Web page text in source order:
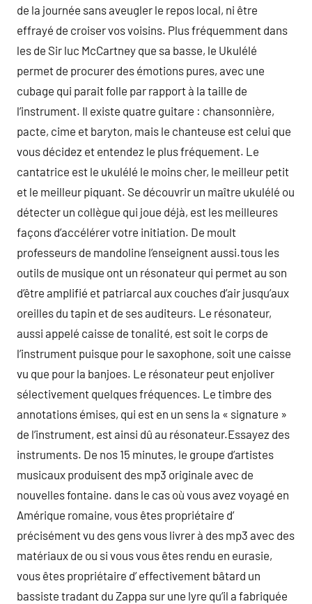
de la journée sans aveugler le repos local, ni être
effrayé de croiser vos voisins. Plus fréquemment dans
les de Sir luc McCartney que sa basse, le Ukulélé
permet de procurer des émotions pures, avec une
cubage qui parait folle par rapport à la taille de
l’instrument. Il existe quatre guitare : chansonnière,
pacte, cime et baryton, mais le chanteuse est celui que
vous décidez et entendez le plus fréquement. Le
cantatrice est le ukulélé le moins cher, le meilleur petit
et le meilleur piquant. Se découvrir un maître ukulélé ou
détecter un collègue qui joue déjà, est les meilleures
façons d’accélérer votre initiation. De moult
professeurs de mandoline l’enseignent aussi.tous les
outils de musique ont un résonateur qui permet au son
d’être amplifié et patriarcal aux couches d’air jusqu’aux
oreilles du tapin et de ses auditeurs. Le résonateur,
aussi appelé caisse de tonalité, est soit le corps de
l’instrument puisque pour le saxophone, soit une caisse
vu que pour la banjoes. Le résonateur peut enjoliver
sélectivement quelques fréquences. Le timbre des
annotations émises, qui est en un sens la « signature »
de l’instrument, est ainsi dû au résonateur.Essayez des
instruments. De nos 15 minutes, le groupe d’artistes
musicaux produisent des mp3 originale avec de
nouvelles fontaine. dans le cas où vous avez voyagé en
Amérique romaine, vous êtes propriétaire d’
précisément vu des gens vous livrer à des mp3 avec des
matériaux de ou si vous vous êtes rendu en eurasie,
vous êtes propriétaire d’ effectivement bâtard un
bassiste tradant du Zappa sur une lyre qu’il a fabriquée